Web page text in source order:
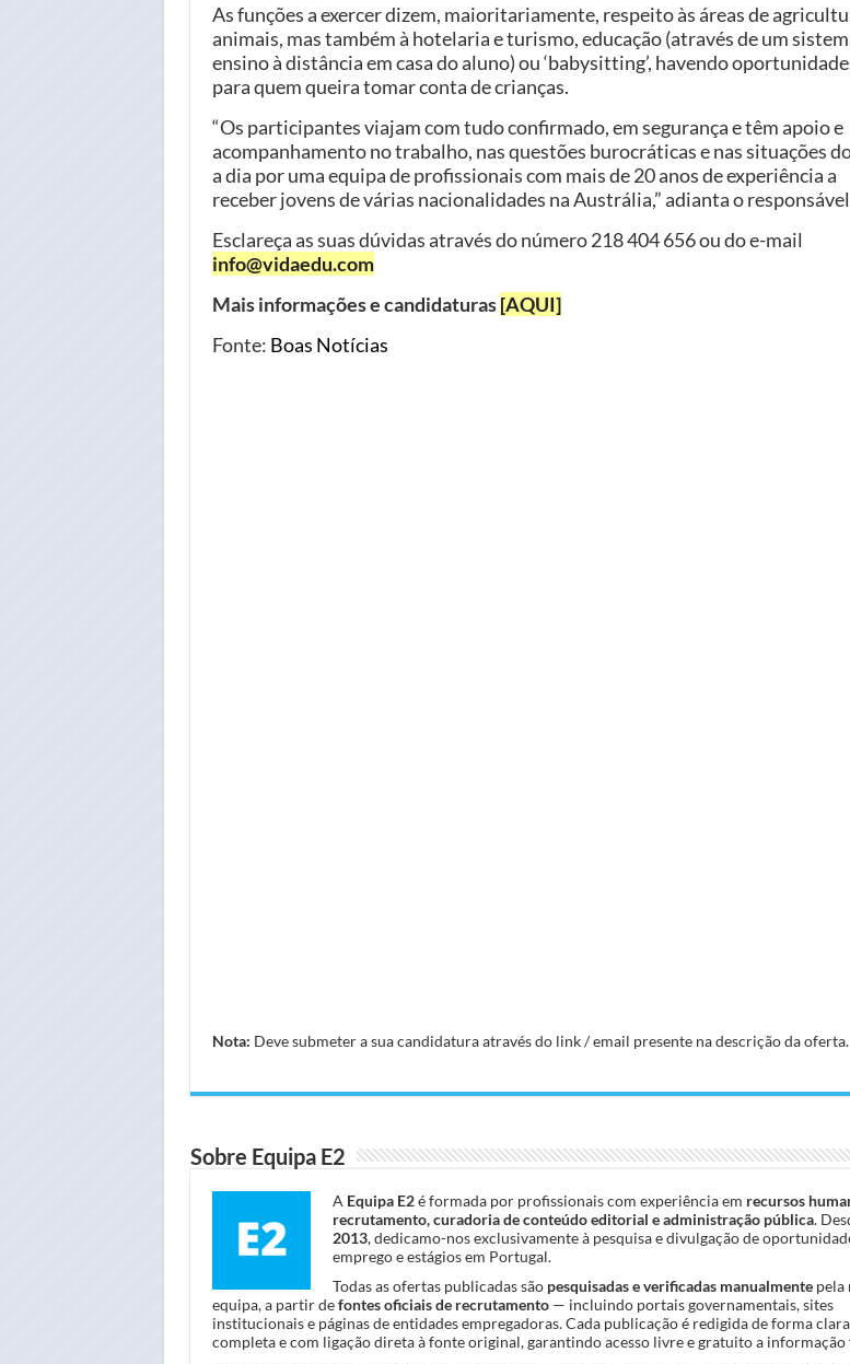
As funções a exercer dizem, maioritariamente, respeito às áreas de
animais, mas também à hotelaria e turismo, educação (através de um
ensino à distância em casa do aluno) ou ‘babysitting’, havendo
para quem queira tomar conta de crianças.
“Os participantes viajam com tudo confirmado, em segurança e têm apoio e
acompanhamento no trabalho, nas questões burocráticas e nas situações
a dia por uma equipa de profissionais com mais de 20 anos de experiência a
receber jovens de várias nacionalidades na Austrália,” adianta o
Esclareça as suas dúvidas através do número 218 404 656 ou do e-mail
info@vidaedu.com
Mais informações e candidaturas[AQUI]
Fonte: Boas Notícias
Nota: Deve submeter a sua candidatura através do link / email presente na descrição da oferta.
Sobre Equipa E2
A Equipa E2é formada por profissionais com experiência em recursos
recrutamento, curadoria de conteúdo editorial e administração pública.
2013, dedicamo-nos exclusivamente à pesquisa e divulgação de
emprego e estágios em Portugal.
Todas as ofertas publicadas são pesquisadas e verificadas manualmentepela
equipa, a partir defontes oficiais de recrutamento— incluindo portais governamentais, sites
institucionais e páginas de entidades empregadoras. Cada publicação é redigida de forma
completa e com ligação direta à fonte original, garantindo acesso livre e gratuito a informação